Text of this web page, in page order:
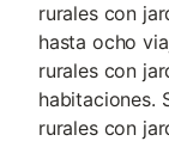
rurales con
hasta ocho
rurales con
habitaciones.
rurales con